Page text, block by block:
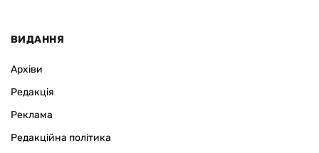
ВИДАННЯ
Архіви
Редакція
Реклама
Редакційна політика